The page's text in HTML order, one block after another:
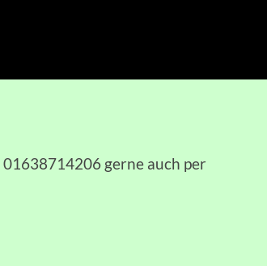
01638714206 gerne auch per